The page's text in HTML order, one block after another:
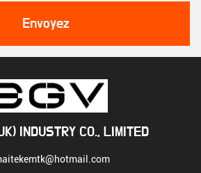
Envoyez
INDUSTRY CO., LIMITED